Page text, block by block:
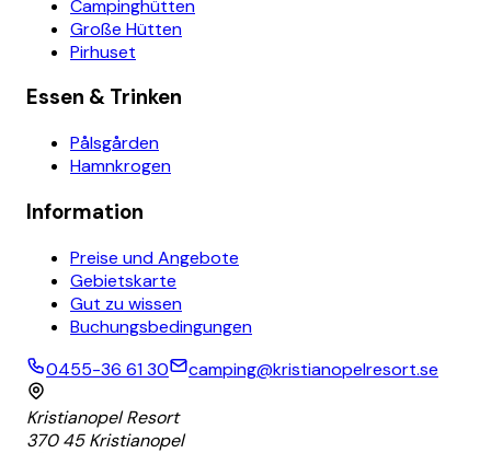
Campinghütten
Große Hütten
Pirhuset
Essen & Trinken
Pålsgården
Hamnkrogen
Information
Preise und Angebote
Gebietskarte
Gut zu wissen
Buchungsbedingungen
0455-36 61 30
camping@kristianopelresort.se
Kristianopel Resort
370 45 Kristianopel